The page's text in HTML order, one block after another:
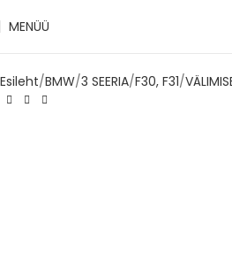
MENÜÜ
Esileht BMW 3 SEERIA F30, F31
✔Tarne 1–3 tööpäeva jooksul